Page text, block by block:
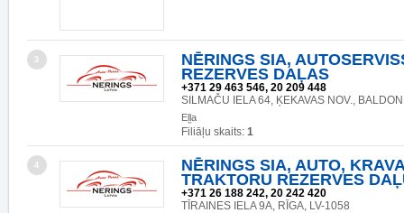
3
NĒRINGS SIA,
REZERVES DAĻAS
+371 29 463 546, 20 209 448
SILMAČU IELA 64, ĶEKAVAS NOV.,
Eļļa
Filiāļu skaits: 1
4
NĒRINGS SIA, AUTO,
TRAKTORU REZERVES
+371 26 188 242, 20 242 420
TĪRAINES IELA 9A, RĪGA, LV-1058